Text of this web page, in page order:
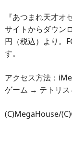
『あつまれ天才オ
サイトからダウン
円（税込）より。
す。
アクセス方法：
ゲーム → テトリス
(C)MegaHouse/